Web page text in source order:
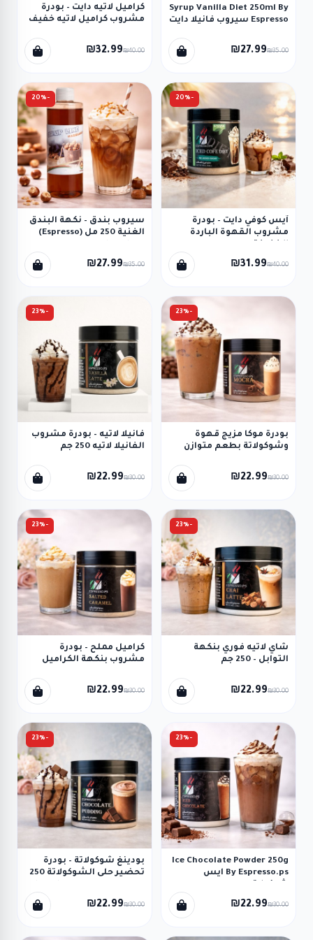
Syrup Vanilla Diet 250ml By
Espresso سيروب فانيلا دايت
₪27.99₪35.00
كراميل لاتيه دايت – بودرة
مشروب كراميل لاتيه خفيف
Caramel Latte Powder
₪32.99₪40.00
-20%
آيس كوفي دايت – بودرة
مشروب القهوة الباردة
(Espresso.PS) Ice Coffee
Powder Diet
₪31.99₪40.00
-20%
سيروب بندق – نكهة البندق
الغنية 250 مل (Espresso)
₪27.99₪35.00
-23%
بودرة موكا مزيج قهوة
وشوكولاتة بطعم متوازن
₪22.99₪30.00
-23%
فانيلا لاتيه – بودرة مشروب
الفانيلا لاتيه 250 جم
Powder
₪22.99₪30.00
-23%
شاي لاتيه فوري بنكهة
التوابل – 250 جم
Powder
₪22.99₪30.00
-23%
كراميل مملح – بودرة
مشروب بنكهة الكراميل
Caramel Powder
₪22.99₪30.00
-23%
Ice Chocolate Powder 250g
By Espresso.ps ايس
₪22.99₪30.00
-23%
بودينغ شوكولاتة – بودرة
تحضير حلى الشوكولاتة 250
pudding Powder
₪22.99₪30.00